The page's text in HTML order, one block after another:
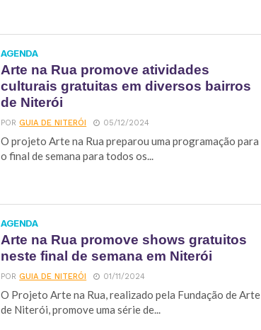
AGENDA
Arte na Rua promove atividades
culturais gratuitas em diversos bairros
de Niterói
PORGUIA DE NITERÓI 05/12/2024
O projeto Arte na Rua preparou uma programação para
o final de semana para todos os...
AGENDA
Arte na Rua promove shows gratuitos
neste final de semana em Niterói
PORGUIA DE NITERÓI 01/11/2024
O Projeto Arte na Rua, realizado pela Fundação de Arte
de Niterói, promove uma série de...